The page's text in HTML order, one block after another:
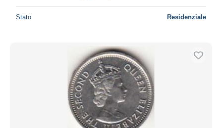
Stato Residenziale